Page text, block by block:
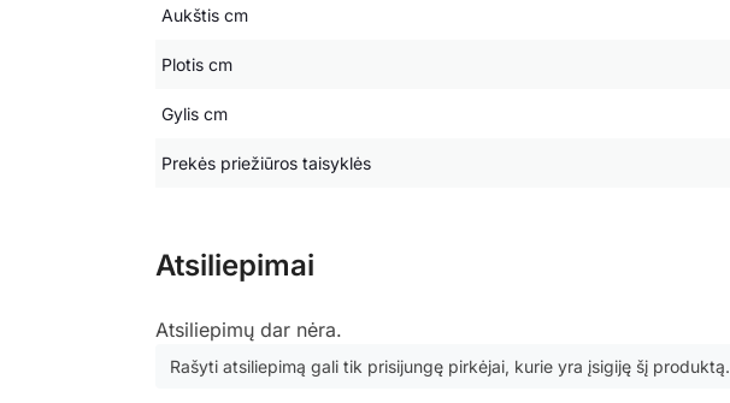
Aukštis cm
Plotis cm
Gylis cm
Prekės priežiūros taisyklės
Atsiliepimai
Atsiliepimų dar nėra.
Rašyti atsiliepimą gali tik prisijungę pirkėjai, kurie yra įsigiję šį produktą.